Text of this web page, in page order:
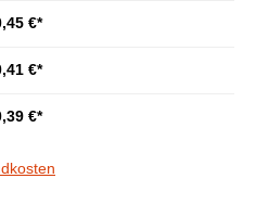
€*
€*
€*